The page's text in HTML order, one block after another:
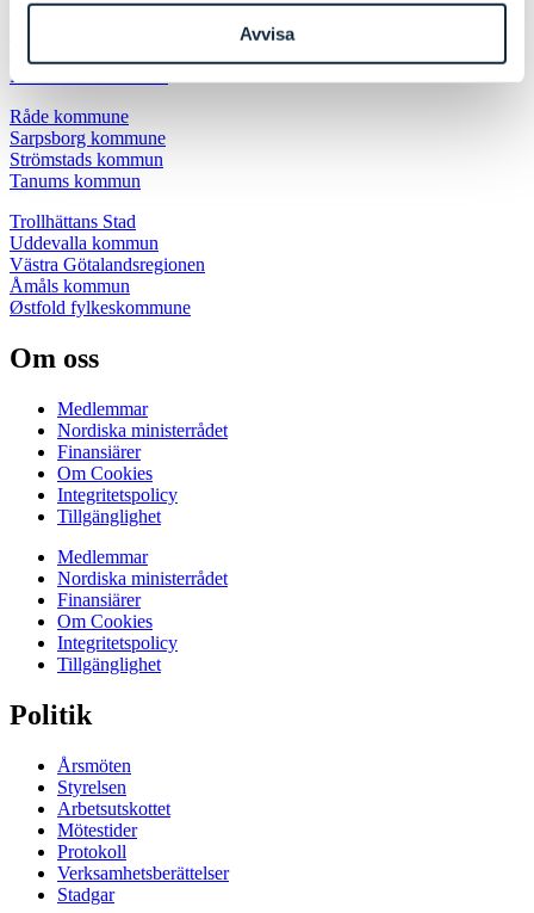
Avvisa
Halden kommune
Melleruds kommun
Rakkestad kommune
Råde kommune
Sarpsborg kommune
Strömstads kommun
Tanums kommun
Trollhättans Stad
Uddevalla kommun
Västra Götalandsregionen
Åmåls kommun
Østfold fylkeskommune
Om oss
Medlemmar
Nordiska ministerrådet
Finansiärer
Om Cookies
Integritetspolicy
Tillgänglighet
Medlemmar
Nordiska ministerrådet
Finansiärer
Om Cookies
Integritetspolicy
Tillgänglighet
Politik
Årsmöten
Styrelsen
Arbetsutskottet
Mötestider
Protokoll
Verksamhetsberättelser
Stadgar